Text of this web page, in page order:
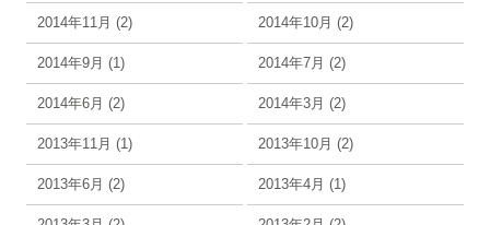
2014年11月 (2) 2014年10月 (2)
2014年9月 (1) 2014年7月 (2)
2014年6月 (2) 2014年3月 (2)
2013年11月 (1) 2013年10月 (2)
2013年6月 (2) 2013年4月 (1)